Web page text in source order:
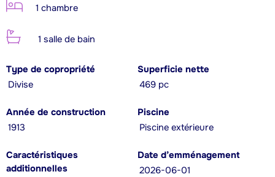
1 chambre
1 salle de bain
Type de copropriété
Divise
Superficie nette
469 pc
Année de construction
1913
Piscine
Piscine extérieure
Caractéristiques
additionnelles
Date d’emménagement
2026-06-01